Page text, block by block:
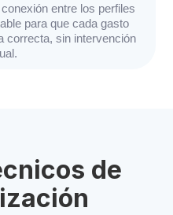
entre los perfiles
para que cada gasto
correcta, sin intervención
de